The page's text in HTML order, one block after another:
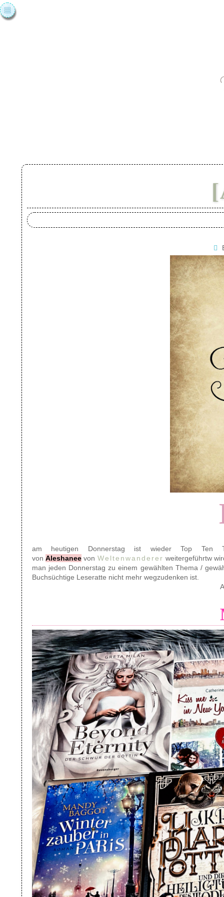
am heutigen Donnerstag ist wieder Top
vonAleshanee von Weltenwanderer weitergeführtw
man jeden Donnerstag zu einem gewählten Thema /
Buchsüchtige Leseratte nicht mehr wegzudenken ist.